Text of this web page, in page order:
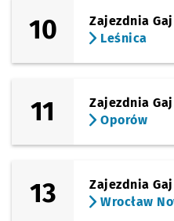
10
Zajezdnia Gaj
Leśnica
11
Zajezdnia Gaj
Oporów
13
Zajezdnia Gaj
Wrocław